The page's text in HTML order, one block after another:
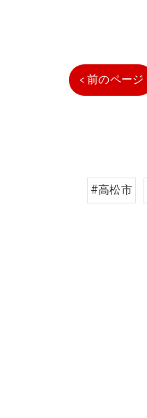
< 前のページ
#高松市